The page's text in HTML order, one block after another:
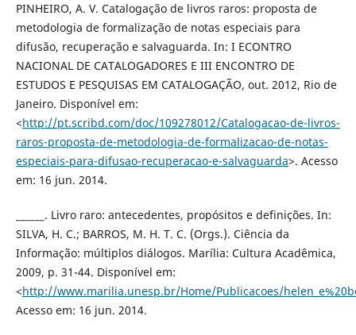
PINHEIRO, A. V. Catalogação de livros raros: proposta de
metodologia de formalização de notas especiais para
difusão, recuperação e salvaguarda. In: I ECONTRO
NACIONAL DE CATALOGADORES E III ENCONTRO DE
ESTUDOS E PESQUISAS EM CATALOGAÇÃO, out. 2012, Rio de
Janeiro. Disponível em:
<http://pt.scribd.com/doc/109278012/Catalogacao-de-livros-
raros-proposta-de-metodologia-de-formalizacao-de-notas-
especiais-para-difusao-recuperacao-e-salvaguarda>. Acesso
em: 16 jun. 2014.
______. Livro raro: antecedentes, propósitos e definições. In:
SILVA, H. C.; BARROS, M. H. T. C. (Orgs.). Ciência da
Informação: múltiplos diálogos. Marília: Cultura Acadêmica,
2009, p. 31-44. Disponível em:
<http://www.marilia.unesp.br/Home/Publicacoes/
Acesso em: 16 jun. 2014.